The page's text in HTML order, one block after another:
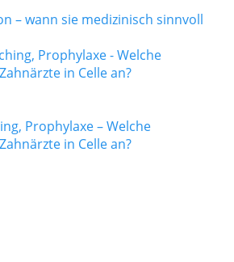
– wann sie medizinisch sinnvoll
Prophylaxe – Welche
in Celle an?